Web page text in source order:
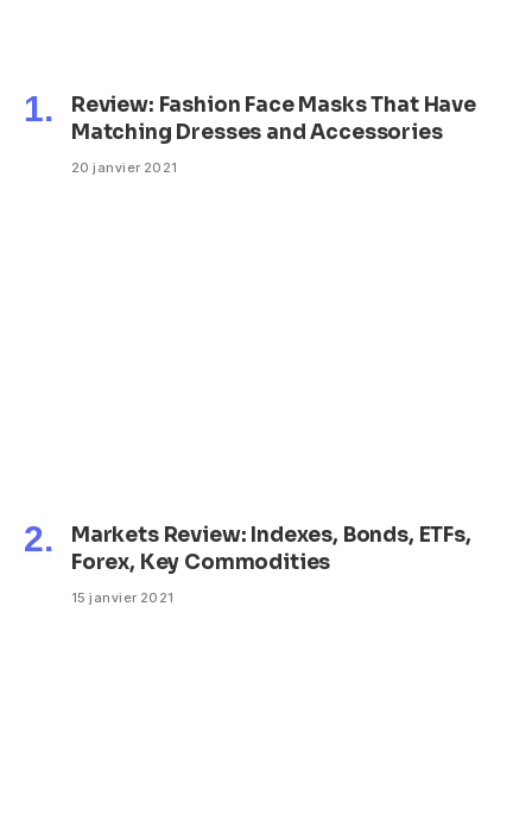
Review: Fashion Face Masks That Have
Matching Dresses and Accessories
20 janvier 2021
Markets Review: Indexes, Bonds, ETFs,
Forex, Key Commodities
15 janvier 2021